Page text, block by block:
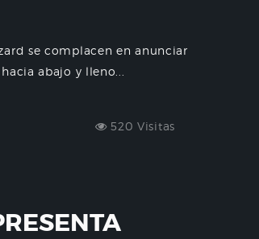
se complacen en anunciar
abajo y lleno...
520 Visitas